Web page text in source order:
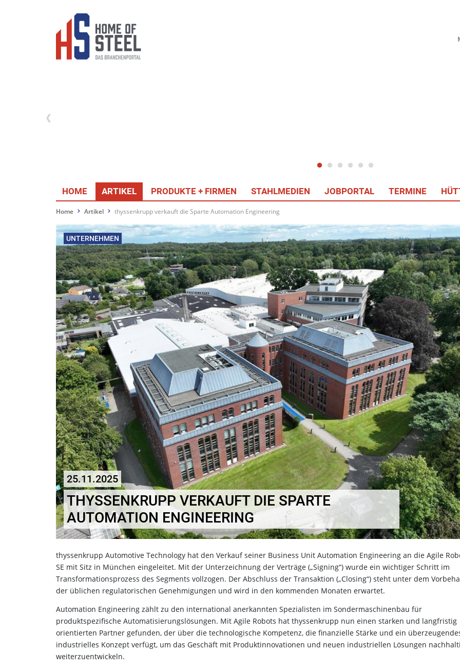
HOME ARTIKEL PRODUKTE + FIRMEN STAHLMEDIEN JOBPORTAL TERMINE
Home Artikel thyssenkrupp verkauft die Sparte Automation Engineering
UNTERNEHMEN
25.11.2025
THYSSENKRUPP VERKAUFT DIE SPARTE
AUTOMATION ENGINEERING
thyssenkrupp Automotive Technology hat den Verkauf seiner Business Unit Automation Engineering an die Agile
SE mit Sitz in München eingeleitet. Mit der Unterzeichnung der Verträge („Signing“) wurde ein wichtiger Schritt im
Transformationsprozess des Segments vollzogen. Der Abschluss der Transaktion („Closing“) steht unter dem
der üblichen regulatorischen Genehmigungen und wird in den kommenden Monaten erwartet.
Automation Engineering zählt zu den international anerkannten Spezialisten im Sondermaschinenbau für
produktspezifische Automatisierungslösungen. Mit Agile Robots hat thyssenkrupp nun einen starken und langfristig
orientierten Partner gefunden, der über die technologische Kompetenz, die finanzielle Stärke und ein
industrielles Konzept verfügt, um das Geschäft mit Produktinnovationen und neuen industriellen Lösungen
weiterzuentwickeln.